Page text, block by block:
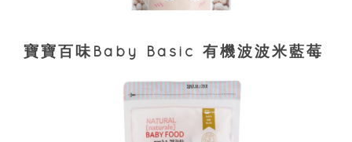
寶寶百味Baby Basic 有機波波米藍莓